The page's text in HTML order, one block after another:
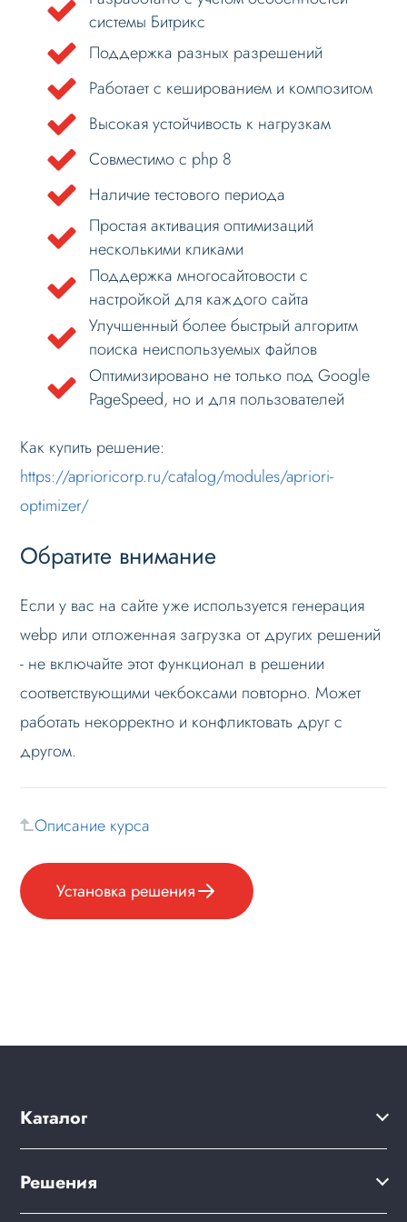
системы Битрикс
Поддержка разных разрешений
Работает с кешированием и композитом
Высокая устойчивость к нагрузкам
Совместимо с php 8
Наличие тестового периода
Простая активация оптимизаций
несколькими кликами
Поддержка многосайтовости с
настройкой для каждого сайта
Улучшенный более быстрый алгоритм
поиска неиспользуемых файлов
Оптимизировано не только под Google
PageSpeed, но и для пользователей
Как купить решение:
https://aprioricorp.ru/catalog/modules/apriori-
optimizer/
Обратите внимание
Если у вас на сайте уже используется генерация
webp или отложенная загрузка от других решений
- не включайте этот функционал в решении
соответствующими чекбоксами повторно. Может
работать некорректно и конфликтовать друг с
другом.
Описание курса
Установка решения
Каталог
Решения
Акции
Решения